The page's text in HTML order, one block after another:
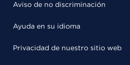
Aviso de no discriminación
Ayuda en su idioma
Privacidad de nuestro sitio web